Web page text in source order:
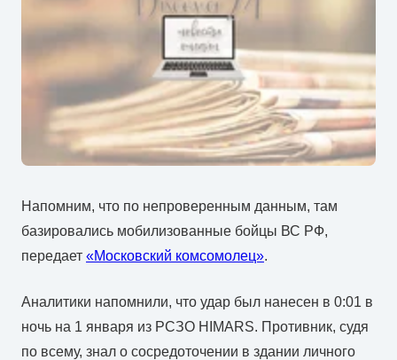
Напомним, что по непроверенным данным, там
базировались мобилизованные бойцы ВС РФ,
передает «Московский комсомолец».
Аналитики напомнили, что удар был нанесен в 0:01 в
ночь на 1 января из РСЗО HIMARS. Противник, судя
по всему, знал о сосредоточении в здании личного